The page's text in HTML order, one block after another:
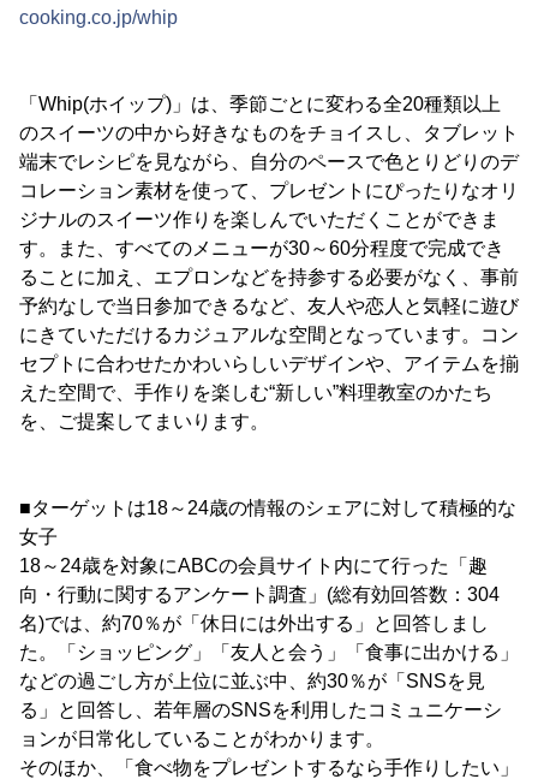
cooking.co.jp/whip
「Whip(ホイップ)」は、季節ごとに変わる全20種類以上
のスイーツの中から好きなものをチョイスし、タブレット
端末でレシピを見ながら、自分のペースで色とりどりのデ
コレーション素材を使って、プレゼントにぴったりなオリ
ジナルのスイーツ作りを楽しんでいただくことができま
す。また、すべてのメニューが30～60分程度で完成でき
ることに加え、エプロンなどを持参する必要がなく、事前
予約なしで当日参加できるなど、友人や恋人と気軽に遊び
にきていただけるカジュアルな空間となっています。コン
セプトに合わせたかわいらしいデザインや、アイテムを揃
えた空間で、手作りを楽しむ“新しい”料理教室のかたち
を、ご提案してまいります。
■ターゲットは18～24歳の情報のシェアに対して積極的な
女子
18～24歳を対象にABCの会員サイト内にて行った「趣
向・行動に関するアンケート調査」(総有効回答数：304
名)では、約70％が「休日には外出する」と回答しまし
た。「ショッピング」「友人と会う」「食事に出かける」
などの過ごし方が上位に並ぶ中、約30％が「SNSを見
る」と回答し、若年層のSNSを利用したコミュニケーシ
ョンが日常化していることがわかります。
そのほか、「食べ物をプレゼントするなら手作りしたい」